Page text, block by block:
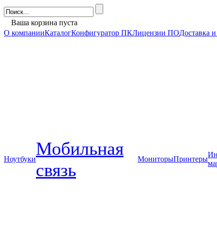
Ваша корзина пуста
О компанииКаталогКонфигуратор ПКЛицензии ПОДоставка
Ноутбуки
Мобильная
связь
МониторыПринтеры